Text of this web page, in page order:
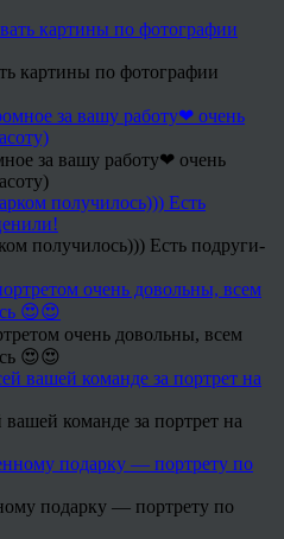
картины по фотографии
за вашу работу❤ очень
получилось))) Есть подруги-
очень довольны, всем
😍😍
команде за портрет на
подарку — портрету по